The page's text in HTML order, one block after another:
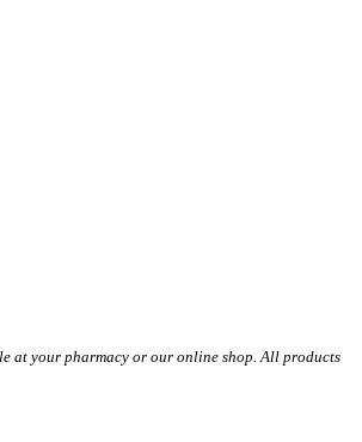
at your pharmacy or our online shop. All products